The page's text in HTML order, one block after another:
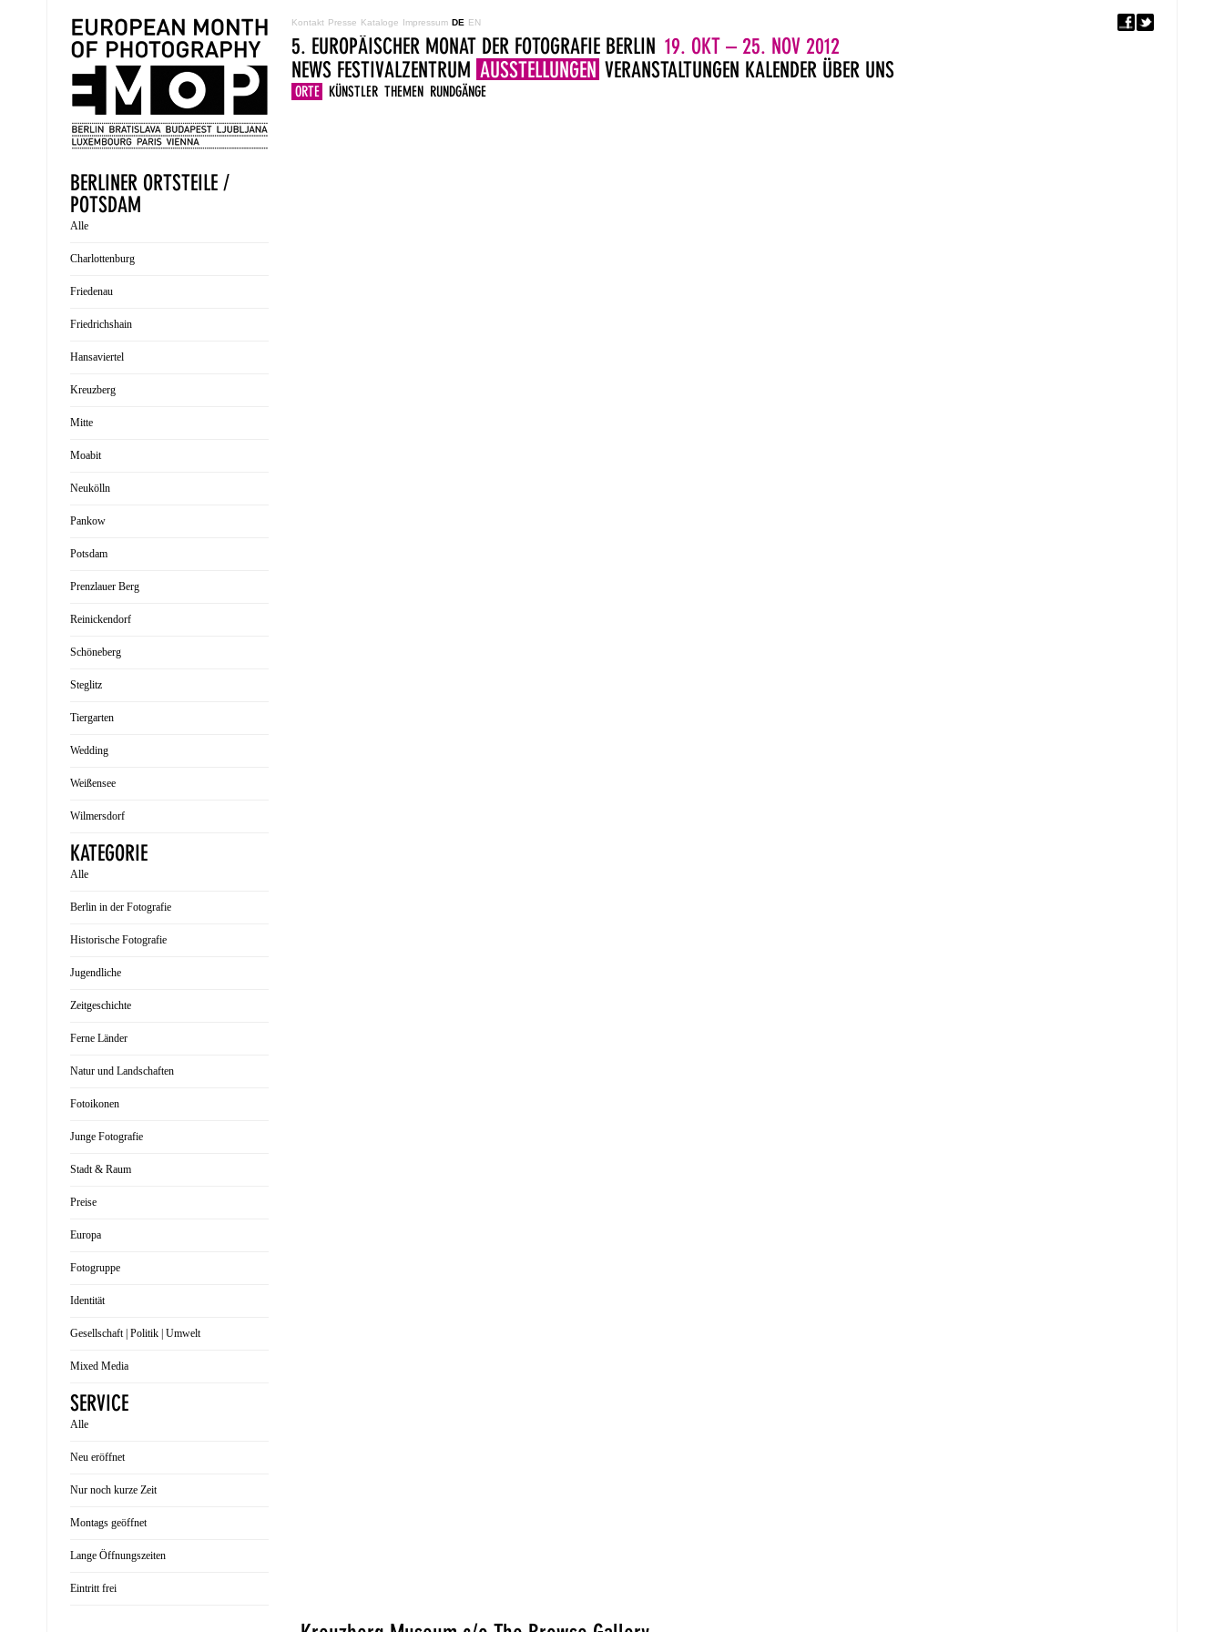
Kontakt Presse Kataloge Impressum DE EN 5. EUROPÄISCHER
5. EUROPÄISCHER MONAT DER FOTOGRAFIE BERLIN 19. OKT – 25. NOV 2012
NEWS FESTIVALZENTRUM AUSSTELLUNGEN
ORTE KÜNSTLER THEMEN RUNDGÄNGE
VERANSTALTUNGEN KALENDER ÜBER UNS
BERLINER ORTSTEILE /
POTSDAM
Alle
Charlottenburg
Friedenau
Friedrichshain
Hansaviertel
Kreuzberg
Mitte
Moabit
Neukölln
Pankow
Potsdam
Prenzlauer Berg
Reinickendorf
Schöneberg
Steglitz
Tiergarten
Wedding
Weißensee
Wilmersdorf
KATEGORIE
Alle
Berlin in der Fotografie
Historische Fotografie
Jugendliche
Zeitgeschichte
Ferne Länder
Natur und Landschaften
Fotoikonen
Junge Fotografie
Stadt & Raum
Preise
Europa
Fotogruppe
Identität
Gesellschaft | Politik | Umwelt
Mixed Media
SERVICE
Alle
Neu eröffnet
Nur noch kurze Zeit
Montags geöffnet
Lange Öffnungszeiten
Eintritt frei